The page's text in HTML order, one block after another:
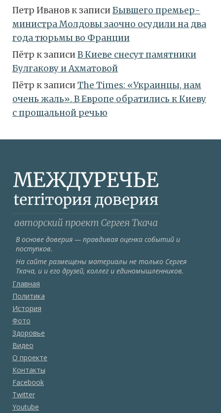
Петр Ивановк записиБывшего премьер-
министра Молдовы заочно осудили на два
года тюрьмы во Франции
Пётр к записиВ Киеве снесут памятники
Булгакову и Ахматовой
Пётр к записиТhe Times: «Украинцы, нам
очень жаль». В Европе обратились к Киеву
с прощальной речью
В основе доверия — правдивая оценка событий и
поступков.
На сайте размещены материалы не только Сергея
Ткача, и и его друзей, коллег и единомышленников.
Главная
Политика
История
Фото
Здоровье
Видео
О проекте
Контакты
Facebook
Twitter
Youtube